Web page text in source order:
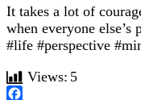
It takes a lot of
when everyone else’s
#life #perspective
Views: 5